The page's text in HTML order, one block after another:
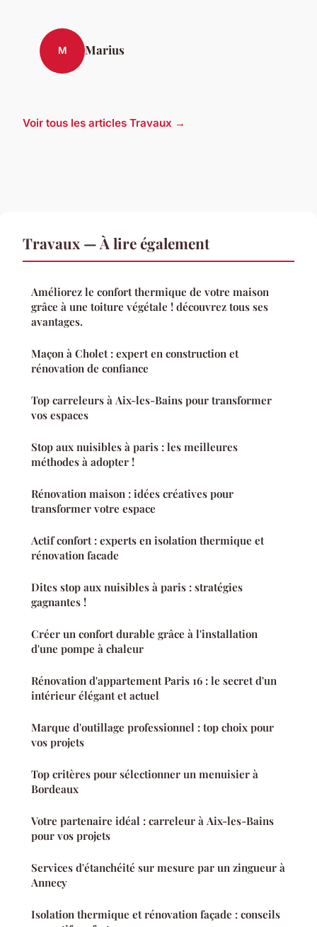
M Marius
Voir tous les articles Travaux →
Travaux — À lire également
Améliorez le confort thermique de votre maison
grâce à une toiture végétale ! découvrez tous ses
avantages.
Maçon à Cholet : expert en construction et
rénovation de confiance
Top carreleurs à Aix-les-Bains pour transformer
vos espaces
Stop aux nuisibles à paris : les meilleures
méthodes à adopter !
Rénovation maison : idées créatives pour
transformer votre espace
Actif confort : experts en isolation thermique et
rénovation facade
Dites stop aux nuisibles à paris : stratégies
gagnantes !
Créer un confort durable grâce à l'installation
d'une pompe à chaleur
Rénovation d'appartement Paris 16 : le secret d'un
intérieur élégant et actuel
Marque d'outillage professionnel : top choix pour
vos projets
Top critères pour sélectionner un menuisier à
Bordeaux
Votre partenaire idéal : carreleur à Aix-les-Bains
pour vos projets
Services d'étanchéité sur mesure par un zingueur à
Annecy
Isolation thermique et rénovation façade : conseils